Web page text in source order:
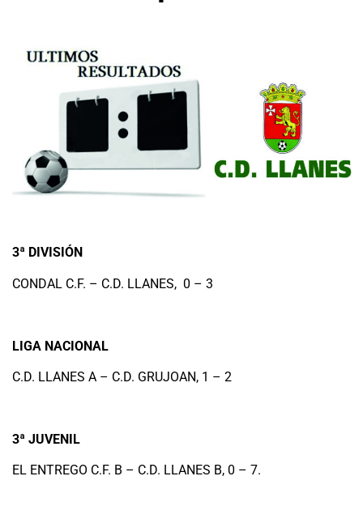
3ª DIVISIÓN
CONDAL C.F. – C.D. LLANES, 0 – 3
LIGA NACIONAL
C.D. LLANES A – C.D. GRUJOAN, 1 – 2
3ª JUVENIL
EL ENTREGO C.F. B – C.D. LLANES B, 0 – 7.